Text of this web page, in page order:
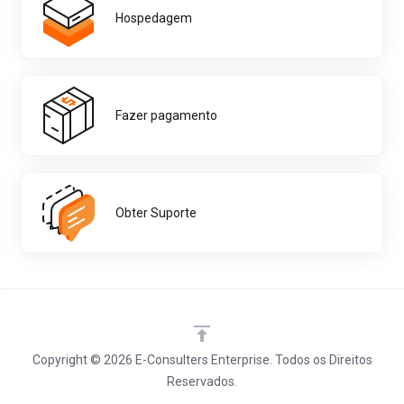
Hospedagem
Fazer pagamento
Obter Suporte
Copyright © 2026 E-Consulters Enterprise. Todos os Direitos
Reservados.